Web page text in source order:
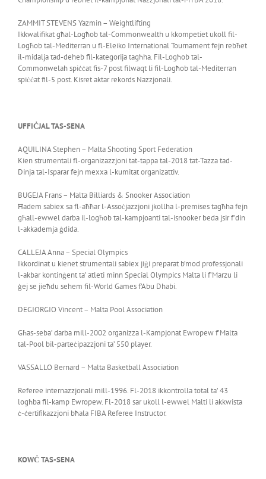
ZAMMIT STEVENS Yazmin – Weightlifting
Ikkwalifikat għal-Logħob tal-Commonwealth u kkompetiet ukoll fil-
Logħob tal-Mediterran u fl-Eleiko International Tournament fejn rebħet
il-midalja tad-deheb fil-kategorija tagħha. Fil-Logħob tal-
Commonwelah spiċċat fis-7 post filwaqt li fil-Logħob tal-Mediterran
spiċċat fil-5 post. Kisret aktar rekords Nazzjonali.
UFFIĊJAL TAS-SENA
AQUILINA Stephen – Malta Shooting Sport Federation
Kien strumentali fl-organizazzjoni tat-tappa tal-2018 tat-Tazza tad-
Dinja tal-Isparar fejn mexxa l-kumitat organizattiv.
BUGEJA Frans – Malta Billiards & Snooker Association
Ħadem sabiex sa fl-aħħar l-Assoċjazzjoni jkollha l-premises tagħha fejn
għall-ewwel darba il-logħob tal-kampjoanti tal-isnooker beda jsir f’din
l-akkademja ġdida.
CALLEJA Anna – Special Olympics
Ikkordinat u kienet strumentali sabiex jiġi preparat b’mod professjonali
l-akbar kontinġent ta’ atleti minn Special Olympics Malta li f’Marzu li
ġej se jieħdu sehem fil-World Games f’Abu Dhabi.
DEGIORGIO Vincent – Malta Pool Association
Għas-seba’ darba mill-2002 organizza l-Kampjonat Ewropew f’Malta
tal-Pool bil-parteċipazzjoni ta’ 550 player.
VASSALLO Bernard – Malta Basketball Association
Referee internazzjonali mill-1996. Fl-2018 ikkontrolla total ta’ 43
logħba fil-kamp Ewropew. Fl-2018 sar ukoll l-ewwel Malti li akkwista
ċ-ċertifikazzjoni bħala FIBA Referee Instructor.
KOWĊ TAS-SENA